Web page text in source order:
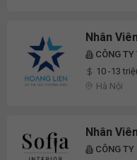
Nhân
CÔNG
10 -13
Hà Nội
Nhân
CÔNG